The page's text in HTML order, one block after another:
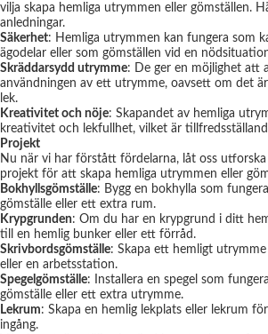
vilja skapa hemliga utrymmen eller gömställen.
anledningar.
Säkerhet: Hemliga utrymmen kan fungera som
ägodelar eller som gömställen vid en
Skräddarsydd utrymme: De ger en möjlighet att
användningen av ett utrymme, oavsett om det
lek.
Kreativitet och nöje: Skapandet av hemliga
kreativitet och lekfullhet, vilket är
Projekt
Nu när vi har förstått fördelarna, låt oss utforska
projekt för att skapa hemliga utrymmen eller
Bokhyllsgömställe: Bygg en bokhylla som
gömställe eller ett extra rum.
Krypgrunden: Om du har en krypgrund i ditt
till en hemlig bunker eller ett förråd.
Skrivbordsgömställe: Skapa ett hemligt
eller en arbetsstation.
Spegelgömställe: Installera en spegel som
gömställe eller ett extra utrymme.
Lekrum: Skapa en hemlig lekplats eller lekrum
ingång.